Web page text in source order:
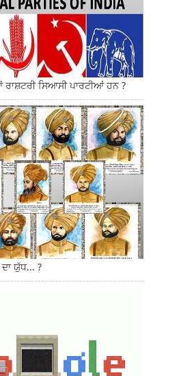
ਰਾਸ਼ਟਰੀ ਸਿਆਸੀ ਪਾਰਟੀਆਂ ਹਨ ?
ਦਾ ਯੁੱਧ... ?